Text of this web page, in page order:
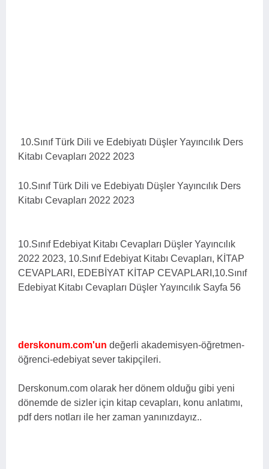
10.Sınıf Türk Dili ve Edebiyatı Düşler Yayıncılık Ders
Kitabı Cevapları 2022 2023
10.Sınıf Türk Dili ve Edebiyatı Düşler Yayıncılık Ders
Kitabı Cevapları 2022 2023
10.Sınıf Edebiyat Kitabı Cevapları Düşler Yayıncılık
2022 2023, 10.Sınıf Edebiyat Kitabı Cevapları, KİTAP
CEVAPLARI, EDEBİYAT KİTAP CEVAPLARI,10.Sınıf
Edebiyat Kitabı Cevapları Düşler Yayıncılık Sayfa 56
derskonum.com'un değerli akademisyen-öğretmen-
öğrenci-edebiyat sever takipçileri.
Derskonum.com olarak her dönem olduğu gibi yeni
dönemde de sizler için kitap cevapları, konu anlatımı,
pdf ders notları ile her zaman yanınızdayız..